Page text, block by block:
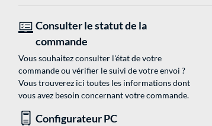
Consulter le statut de la
commande
Vous souhaitez consulter l'état de votre
commande ou vérifier le suivi de votre envoi ?
Vous trouverez ici toutes les informations dont
vous avez besoin concernant votre commande.
Configurateur PC